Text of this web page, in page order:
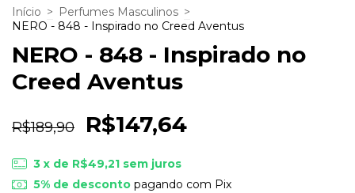
Início > Perfumes Masculinos >
NERO - 848 - Inspirado no Creed Aventus
NERO - 848 - Inspirado no
Creed Aventus
R$189,90 R$147,64
3 x de R$49,21 sem juros
5% de descontopagando com Pix